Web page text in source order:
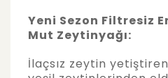
Yeni Sezon Filtresiz
Mut Zeytinyağı:
İlaçsız zeytin